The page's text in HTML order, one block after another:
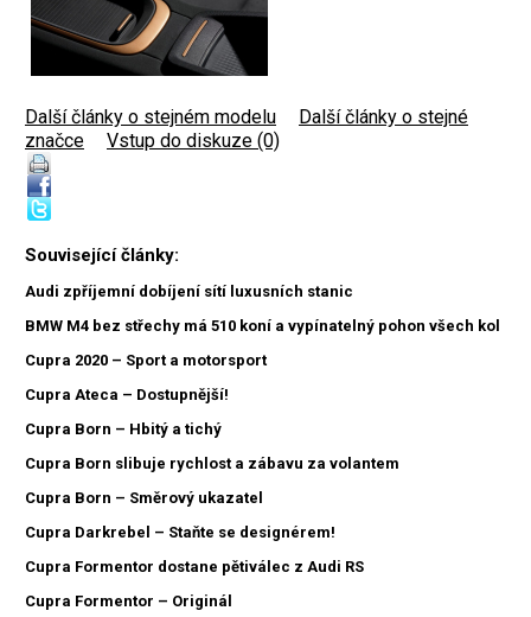
Další články o stejném modelu
Další články o stejné
značce
Vstup do diskuze (0)
Související články:
Audi zpříjemní dobíjení sítí luxusních stanic
BMW M4 bez střechy má 510 koní a vypínatelný pohon všech kol
Cupra 2020 – Sport a motorsport
Cupra Ateca – Dostupnější!
Cupra Born – Hbitý a tichý
Cupra Born slibuje rychlost a zábavu za volantem
Cupra Born – Směrový ukazatel
Cupra Darkrebel – Staňte se designérem!
Cupra Formentor dostane pětiválec z Audi RS
Cupra Formentor – Originál